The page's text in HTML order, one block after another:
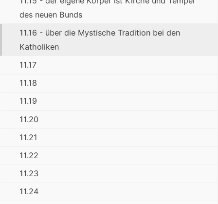
des neuen Bunds
11.16 - über die Mystische Tradition bei den
Katholiken
11.17
11.18
11.19
11.20
11.21
11.22
11.23
11.24